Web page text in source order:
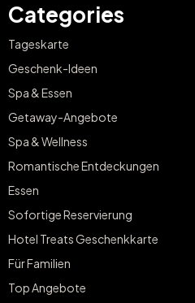
Categories
Tageskarte
Geschenk-Ideen
Spa & Essen
Getaway-Angebote
Spa & Wellness
Romantische Entdeckungen
Essen
Sofortige Reservierung
Hotel Treats Geschenkkarte
Für Familien
Top Angebote